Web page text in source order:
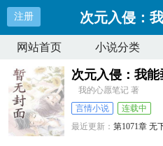
注册 次元入侵：
网站首页 小说分类
次元入侵：我
我的心愿笔记 著
言情小说
连载中
最近更新：第1071章 无